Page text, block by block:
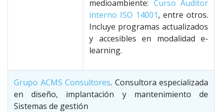
medioambiente: Curso Auditor
interno ISO 14001, entre otros.
Incluye programas actualizados
y accesibles en modalidad e-
learning.
Grupo ACMS Consultores. Consultora especializada
en diseño, implantación y mantenimiento de
Sistemas de gestión